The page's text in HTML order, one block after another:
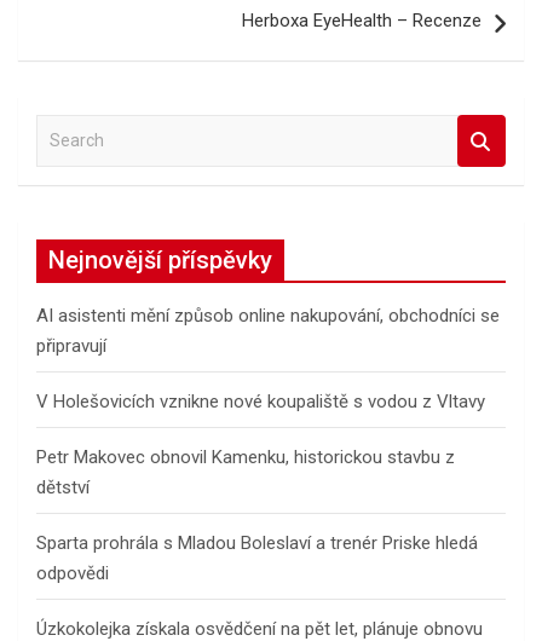
Herboxa EyeHealth – Recenze
a
h
Nejnovější příspěvky
AI asistenti mění způsob online nakupování, obchodníci se
připravují
V Holešovicích vznikne nové koupaliště s vodou z Vltavy
Petr Makovec obnovil Kamenku, historickou stavbu z
dětství
Sparta prohrála s Mladou Boleslaví a trenér Priske hledá
odpovědi
Úzkokolejka získala osvědčení na pět let, plánuje obnovu